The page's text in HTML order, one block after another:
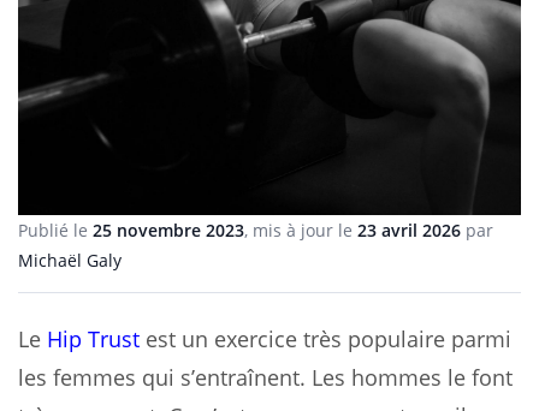
Publié le 25 novembre 2023, mis à jour le 23 avril 2026 par
Michaël Galy
Le Hip Trust est un exercice très populaire parmi
les femmes qui s’entraînent. Les hommes le font